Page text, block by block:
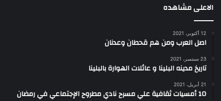
الاعلى مشاهده
12 أكتوبر، 2021
اصل العرب ومن هم قحطان وعدنان
23 سبتمبر، 2021
تاريخ مدينه البلينا و عائلات الهوارة بالبلينا
21 أبريل، 2021
10 أمسيات ثقافية علي مسرح نادي مطروح الإجتماعي في رمضان